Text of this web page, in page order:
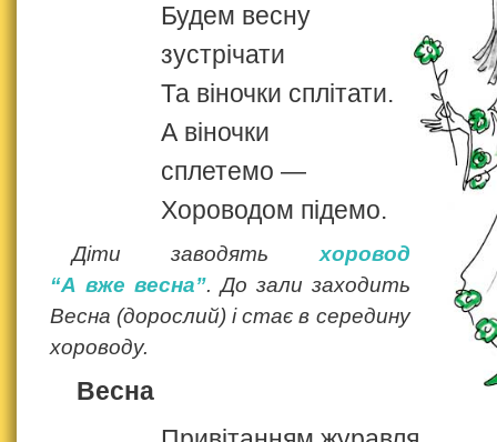
Будем весну
зустрічати
Та віночки сплітати.
А віночки
сплетемо —
Хороводом підемо.
Діти заводять хоровод
“А вже весна”. До зали заходить
Весна (дорослий) і стає в середину
хороводу.
Весна